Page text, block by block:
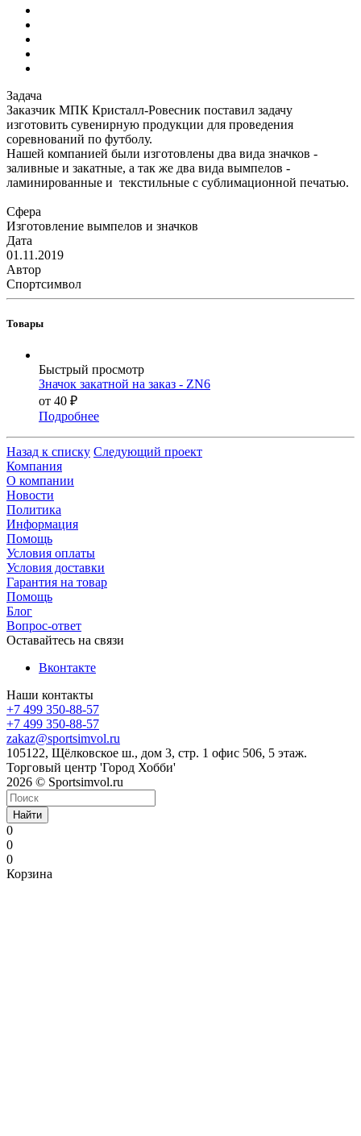
Задача
Заказчик МПК Кристалл-Ровесник поставил задачу
изготовить сувенирную продукции для проведения
соревнований по футболу.
Нашей компанией были изготовлены два вида значков -
заливные и закатные, а так же два вида вымпелов -
ламинированные и текстильные с сублимационной печатью.
Сфера
Изготовление вымпелов и значков
Дата
01.11.2019
Автор
Спортсимвол
Товары
Быстрый просмотр
Значок закатной на заказ - ZN6
от 40 ₽
Подробнее
Назад к списку Следующий проект
Компания
О компании
Новости
Политика
Информация
Помощь
Условия оплаты
Условия доставки
Гарантия на товар
Помощь
Блог
Вопрос-ответ
Оставайтесь на связи
Вконтакте
Наши контакты
+7 499 350-88-57
+7 499 350-88-57
zakaz@sportsimvol.ru
105122, Щёлковское ш., дом 3, стр. 1 офис 506, 5 этаж.
Торговый центр 'Город Хобби'
2026 © Sportsimvol.ru
Найти
0
0
0
Корзина